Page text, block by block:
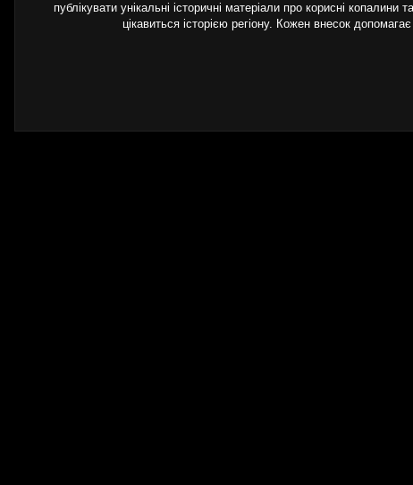
публікувати унікальні історичні матеріали про корисні
цікавиться історією регіону. Кожен внесок